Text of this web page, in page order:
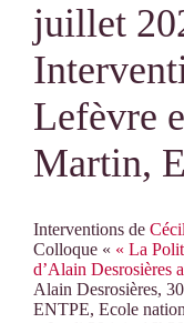
juillet
Lefèvre
Martin,
Interventions de
Colloque « « La
d’Alain Desrosières
Alain Desrosières,
ENTPE, Ecole